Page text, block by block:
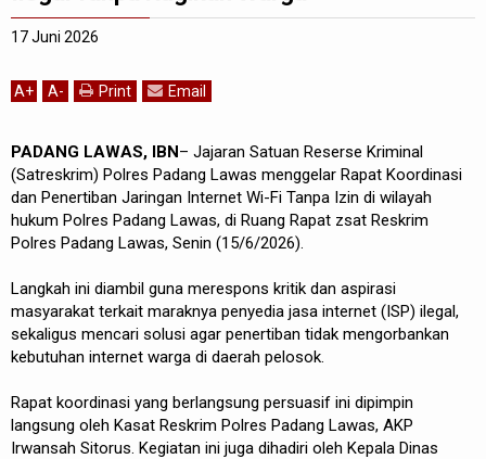
17 Juni 2026
A+ A- Print Email
PADANG LAWAS, IBN– Jajaran Satuan Reserse Kriminal
(Satreskrim) Polres Padang Lawas menggelar Rapat Koordinasi
dan Penertiban Jaringan Internet Wi-Fi Tanpa Izin di wilayah
hukum Polres Padang Lawas, di Ruang Rapat zsat Reskrim
Polres Padang Lawas, Senin (15/6/2026).
Langkah ini diambil guna merespons kritik dan aspirasi
masyarakat terkait maraknya penyedia jasa internet (ISP) ilegal,
sekaligus mencari solusi agar penertiban tidak mengorbankan
kebutuhan internet warga di daerah pelosok.
Rapat koordinasi yang berlangsung persuasif ini dipimpin
langsung oleh Kasat Reskrim Polres Padang Lawas, AKP
Irwansah Sitorus. Kegiatan ini juga dihadiri oleh Kepala Dinas